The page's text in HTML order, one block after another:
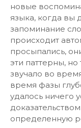
новые
языка, когда вы
запоминание
происходит
просыпались,
эти паттерны, но
звучало во
время фазы
удалось ничего
определенную